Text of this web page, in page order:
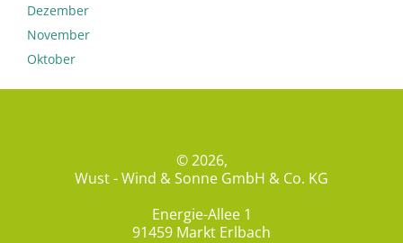
Dezember
November
Oktober
© 2026,
Wust - Wind & Sonne GmbH & Co. KG
Energie-Allee 1
91459 Markt Erlbach